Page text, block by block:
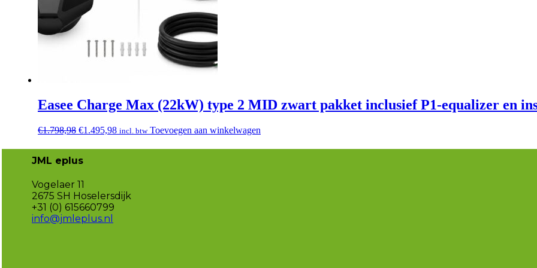
Easee Charge Max (22kW) type 2 MID zwart pakket inclusief P1-equalizer en
€1.798,98 Oorspronkelijke
was:
€1.798,98.
€1.495,98Huidige
is:
incl. btw Toevoegen aan winkelwagen
JML eplus
Vogelaer 11
2675 SH Hoselersdijk
+31 (0) 615660799
info@jmleplus.nl